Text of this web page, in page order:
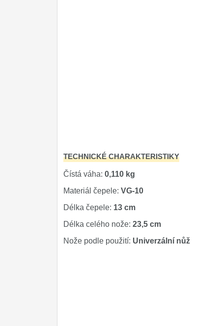
Ostření nožů
Nože SEBURO
Nože Tojiro
TECHNICKÉ CHARAKTERISTIKY
Čístá váha: 0,110 kg
Materiál čepele: VG-10
Délka čepele: 13 cm
Délka celého nože: 23,5 cm
Nože podle použití: Univerzální nůž